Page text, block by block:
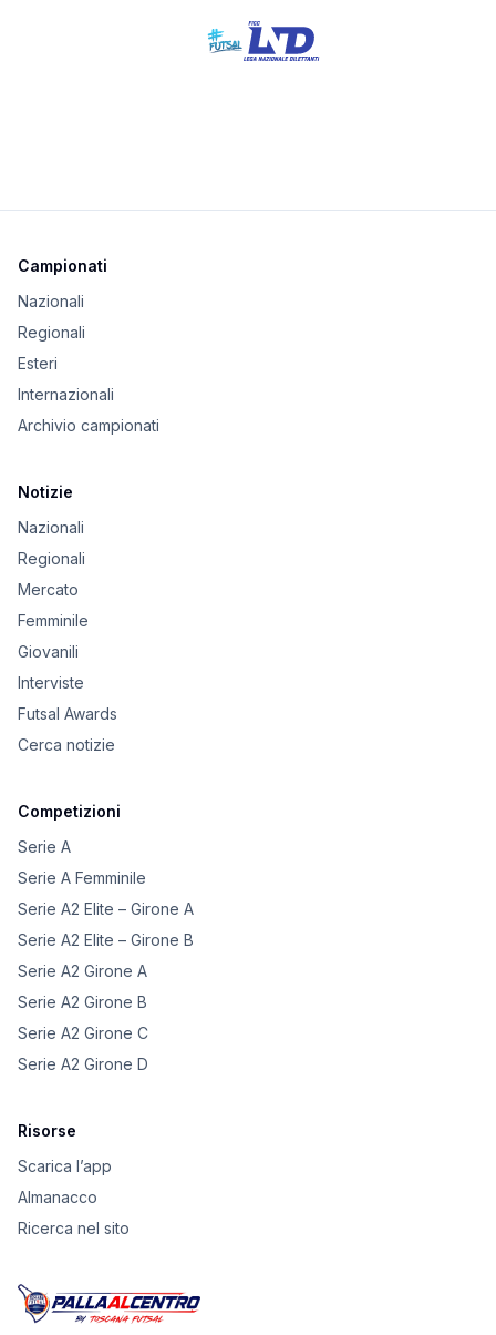
Campionati
Nazionali
Regionali
Esteri
Internazionali
Archivio campionati
Notizie
Nazionali
Regionali
Mercato
Femminile
Giovanili
Interviste
Futsal Awards
Cerca notizie
Competizioni
Serie A
Serie A Femminile
Serie A2 Elite – Girone A
Serie A2 Elite – Girone B
Serie A2 Girone A
Serie A2 Girone B
Serie A2 Girone C
Serie A2 Girone D
Risorse
Scarica l’app
Almanacco
Ricerca nel sito